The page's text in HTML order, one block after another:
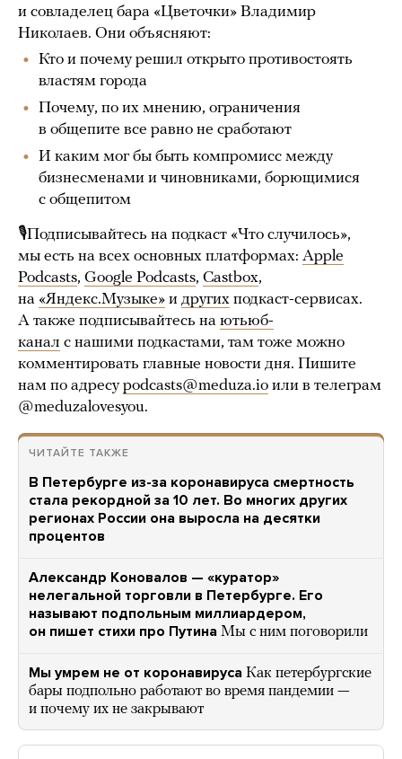
и совладелец бара «Цветочки» Владимир
Николаев. Они объясняют:
Кто и почему решил открыто противостоять
властям города
Почему, по их мнению, ограничения
в общепите все равно не сработают
И каким мог бы быть компромисс между
бизнесменами и чиновниками, борющимися
с общепитом
🎙Подписывайтесь на подкаст «Что случилось»,
мы есть на всех основных платформах: Apple
Podcasts, Google Podcasts, Castbox,
на «Яндекс.Музыке» и других подкаст-сервисах.
А также подписывайтесь на ютьюб-
канал с нашими подкастами, там тоже можно
комментировать главные новости дня. Пишите
нам по адресуpodcasts@meduza.io или в телеграм
@meduzalovesyou.
ЧИТАЙТЕ ТАКЖЕ
В Петербурге из-за коронавируса смертность
стала рекордной за 10 лет. Во многих других
регионах России она выросла на десятки
процентов
Александр Коновалов — «куратор»
нелегальной торговли в Петербурге. Его
называют подпольным миллиардером,
он пишет стихи про Путина Мы с ним поговорили
Мы умрем не от коронавируса Как петербургские
бары подпольно работают во время пандемии —
и почему их не закрывают